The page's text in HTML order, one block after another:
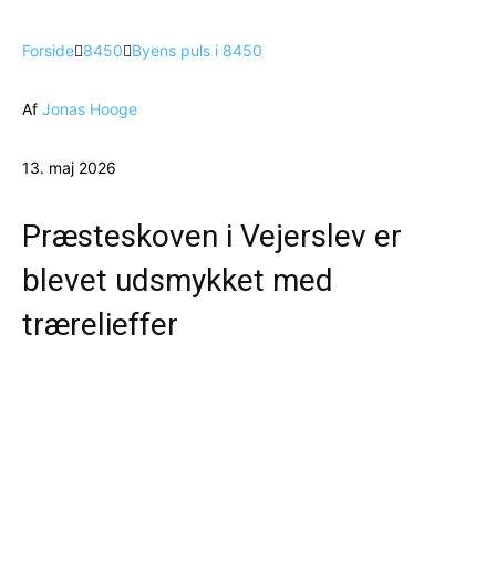
Forside 8450 Byens puls i 8450
Af Jonas Hooge
13. maj 2026
Præsteskoven i Vejerslev er
blevet udsmykket med
trærelieffer